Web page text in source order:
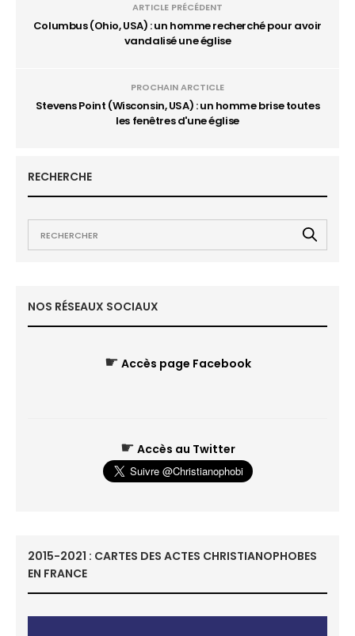
ARTICLE PRÉCÉDENT
Columbus (Ohio, USA) : un homme recherché pour avoir
vandalisé une église
PROCHAIN ARCTICLE
Stevens Point (Wisconsin, USA) : un homme brise toutes
les fenêtres d'une église
RECHERCHE
NOS RÉSEAUX SOCIAUX
☛ Accès page Facebook
☛ Accès au Twitter
2015-2021 : CARTES DES ACTES CHRISTIANOPHOBES
EN FRANCE